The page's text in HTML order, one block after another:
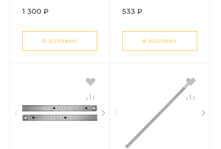
1 300 ₽
В КОРЗИНУ
533 ₽
В КОРЗИНУ